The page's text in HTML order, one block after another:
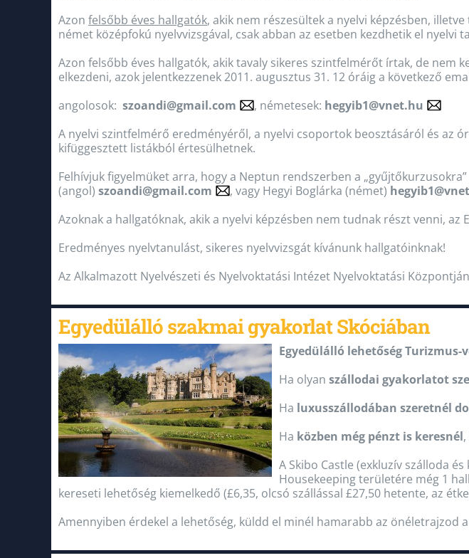
Azon felsőbb éves hallgatók, akik nem részesültek a nyelvi képzésben,
német középfokú nyelvvizsgával, csak abban az esetben kezdhetik el nyelvi
Azon felsőbb éves hallgatók, akik tavaly sikeres szintfelmérőt írtak, de nem
elkezdeni, azok jelentkezzenek 2011. augusztus 31. 12 óráig a következő
angolosok: szoandi@gmail.com , németesek: hegyib1@vnet.hu
A nyelvi szintfelmérő eredményéről, a nyelvi csoportok beosztásáról és az
kifüggesztett listákból értesülhetnek.
Felhívjuk figyelmüket arra, hogy a Neptun rendszerben a
(angol) szoandi@gmail.com , vagy Hegyi Boglárka (német)
Azoknak a hallgatóknak, akik a nyelvi képzésben nem tudnak részt venni,
Eredményes nyelvtanulást, sikeres nyelvvizsgát kívánunk hallgatóinknak!
Az Alkalmazott Nyelvészeti és Nyelvoktatási Intézet Nyelvoktatási
Egyedülálló szakmai gyakorlat Skóciában
Egyedülálló lehetőség
Ha olyan szállodai gyakorlatot
Ha luxusszállodában szeretnél
Ha közben még pénzt is keresnél
A Skibo Castle (exkluzív szálloda és
Housekeeping területére még 1
kereseti lehetőség kiemelkedő (£6,35, olcsó szállással £27,50 hetente, az
Amennyiben érdekel a lehetőség, küldd el minél hamarabb az önéletrajzod